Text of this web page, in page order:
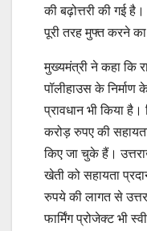
की बढ़ोत्तरी की गई
पूरी तरह मुफ्त करने
मुख्यमंत्री ने कहा कि
पॉलीहाउस के
प्रावधान भी किया
करोड़ रुपए की
किए जा चुके हैं।
खेती को सहायता
रुपये की लागत से
फार्मिंग प्रोजेक्ट भी